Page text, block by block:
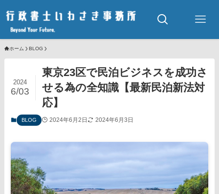
ホーム BLOG
東京23区で民泊ビジネスを成功さ
せる為の全知識【最新民泊新法対
応】
2024
6/03
BLOG 2024年6月2日 2024年6月3日